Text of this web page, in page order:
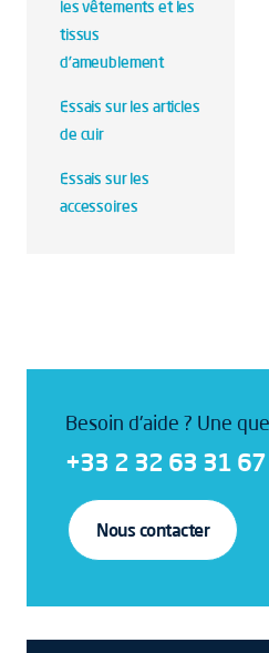
les vêtements et les
tissus
d'ameublement
Essais sur les articles
de cuir
Essais sur les
accessoires
Besoin d'aide ? Une
+33 2 32 63 31 67
Nous contacter